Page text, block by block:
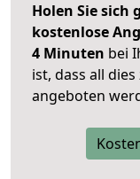
Holen Sie sich
kostenlose
4 Minuten bei
ist, dass all
angeboten